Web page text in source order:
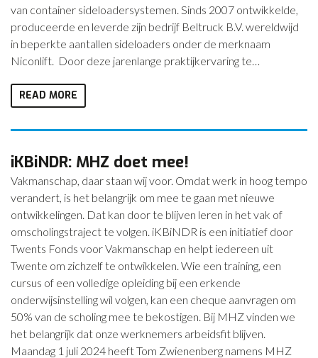
CONTACT
NIEUWS
van container sideloadersystemen. Sinds 2007 ontwikkelde,
produceerde en leverde zijn bedrijf Beltruck B.V. wereldwijd
in beperkte aantallen sideloaders onder de merknaam
Niconlift. Door deze jarenlange praktijkervaring te…
READ MORE
iKBiNDR: MHZ doet mee!
Vakmanschap, daar staan wij voor. Omdat werk in hoog tempo
verandert, is het belangrijk om mee te gaan met nieuwe
ontwikkelingen. Dat kan door te blijven leren in het vak of
omscholingstraject te volgen. iKBiNDR is een initiatief door
Twents Fonds voor Vakmanschap en helpt iedereen uit
Twente om zichzelf te ontwikkelen. Wie een training, een
cursus of een volledige opleiding bij een erkende
onderwijsinstelling wil volgen, kan een cheque aanvragen om
50% van de scholing mee te bekostigen. Bij MHZ vinden we
het belangrijk dat onze werknemers arbeidsfit blijven.
Maandag 1 juli 2024 heeft Tom Zwienenberg namens MHZ